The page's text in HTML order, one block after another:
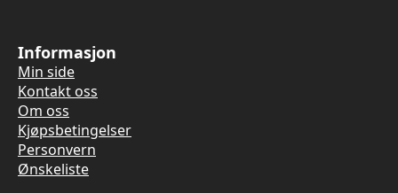
Informasjon
Min side
Kontakt oss
Om oss
Kjøpsbetingelser
Personvern
Ønskeliste